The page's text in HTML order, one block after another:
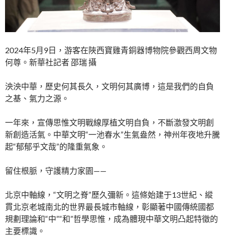
2024年5月9日，游客在陜西寶雞青銅器博物院參觀西周文物
何尊。新華社記者 邵瑞 攝
泱泱中華，歷史何其長久，文明何其廣博，這是我們的自負
之基、氣力之源。
一年來，宣傳思惟文明戰線厚植文明自負，不斷激發文明創
新創造活氣。中華文明“一池春水”生氣盎然，神州年夜地升騰
起“郁郁乎文哉”的隆重氣象。
留住根脈，守護精力家園——
北京中軸線，“文明之脊”歷久彌新。這條始建于13世紀、縱
貫北京老城南北的世界最長城市軸線，彰顯著中國傳統國都
規劃理論和“中”“和”哲學思惟，成為體現中華文明凸起特徵的
主要標識。